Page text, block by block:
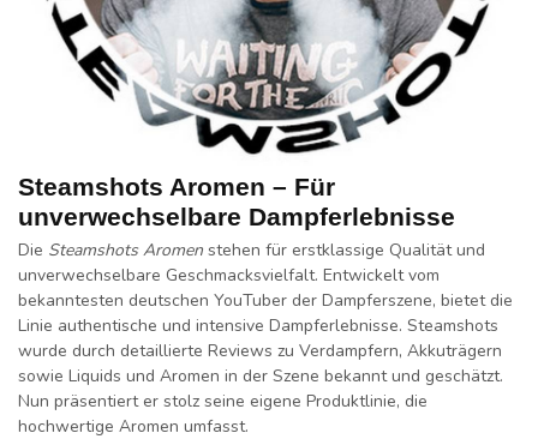
Steamshots Aromen – Für
unverwechselbare Dampferlebnisse
Die Steamshots Aromen stehen für erstklassige Qualität und
unverwechselbare Geschmacksvielfalt. Entwickelt vom
bekanntesten deutschen YouTuber der Dampferszene, bietet die
Linie authentische und intensive Dampferlebnisse. Steamshots
wurde durch detaillierte Reviews zu Verdampfern, Akkuträgern
sowie Liquids und Aromen in der Szene bekannt und geschätzt.
Nun präsentiert er stolz seine eigene Produktlinie, die
hochwertige Aromen umfasst.